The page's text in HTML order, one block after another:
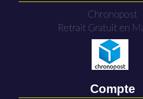
Chronopost
Retrait Gratuit en
Compte